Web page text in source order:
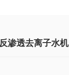
渗透去离子水机